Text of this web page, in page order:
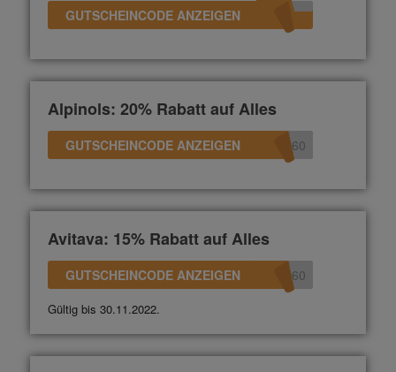
GUTSCHEINCODE ANZEIGEN
Alpinols: 20% Rabatt auf Alles
GUTSCHEINCODE ANZEIGEN 360
Avitava: 15% Rabatt auf Alles
GUTSCHEINCODE ANZEIGEN 360
Gültig bis 30.11.2022.